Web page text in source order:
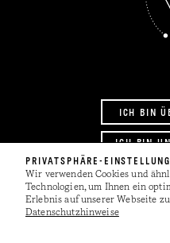
ICH BIN
ICH BIN
PRIVATSPHÄRE-
Wir verwenden Cookies und
Technologien, um Ihnen ein
Erlebnis auf unserer Webseite
Datenschutzhinweise